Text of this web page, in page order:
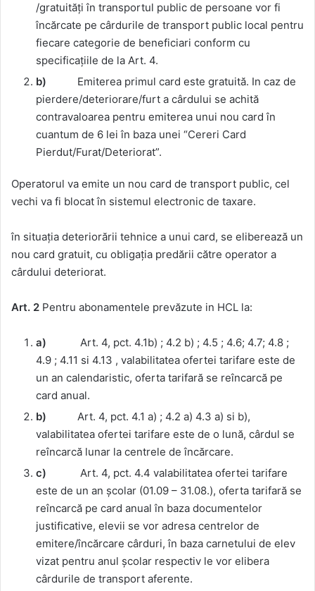
/gratuități în transportul public de persoane vor fi
încărcate pe cârdurile de transport public local pentru
fiecare categorie de beneficiari conform cu
specificațiile de la Art. 4.
b) Emiterea primul card este gratuită. In caz de
pierdere/deteriorare/furt a cârdului se achită
contravaloarea pentru emiterea unui nou card în
cuantum de 6 lei în baza unei “Cereri Card
Pierdut/Furat/Deteriorat”.
Operatorul va emite un nou card de transport public, cel
vechi va fi blocat în sistemul electronic de taxare.
în situația deteriorării tehnice a unui card, se eliberează un
nou card gratuit, cu obligația predării către operator a
cârdului deteriorat.
Art. 2 Pentru abonamentele prevăzute in HCL la:
a) Art. 4, pct. 4.1b) ; 4.2 b) ; 4.5 ; 4.6; 4.7; 4.8 ;
4.9 ; 4.11 si 4.13 , valabilitatea ofertei tarifare este de
un an calendaristic, oferta tarifară se reîncarcă pe
card anual.
b) Art. 4, pct. 4.1 a) ; 4.2 a) 4.3 a) si b),
valabilitatea ofertei tarifare este de o lună, cârdul se
reîncarcă lunar la centrele de încărcare.
c) Art. 4, pct. 4.4 valabilitatea ofertei tarifare
este de un an școlar (01.09 – 31.08.), oferta tarifară se
reîncarcă pe card anual în baza documentelor
justificative, elevii se vor adresa centrelor de
emitere/încărcare cârduri, în baza carnetului de elev
vizat pentru anul școlar respectiv le vor elibera
cârdurile de transport aferente.